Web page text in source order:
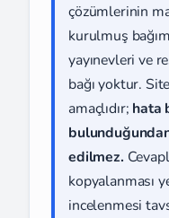
çözümlerinin
kurulmuş
yayınevleri ve
bağı yoktur.
amaçlıdır; hata
edilmez.
kopyalanması
incelenmesi